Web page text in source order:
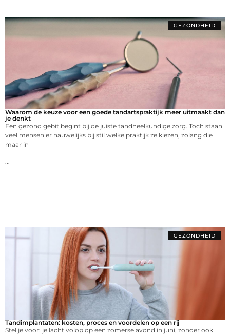
GEZONDHEID
Waarom de keuze voor een goede tandartspraktijk meer uitmaakt dan
je denkt
Een gezond gebit begint bij de juiste tandheelkundige zorg. Toch staan
veel mensen er nauwelijks bij stil welke praktijk ze kiezen, zolang die
maar in
GEZONDHEID
Tandimplantaten: kosten, proces en voordelen op een rij
Stel je voor: je lacht volop op een zomerse avond in juni, zonder ook